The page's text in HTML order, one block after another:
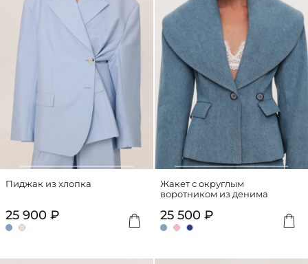
Пиджак из хлопка
25 900 ₽
Жакет с округлым
воротником из денима
25 500 ₽